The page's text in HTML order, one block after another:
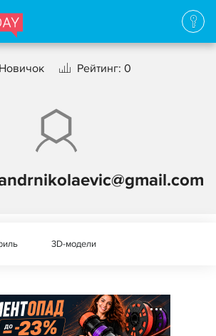
Новичок Рейтинг: 0
3D-модели